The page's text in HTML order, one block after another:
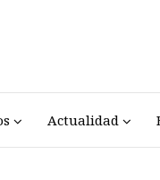
Actualidad